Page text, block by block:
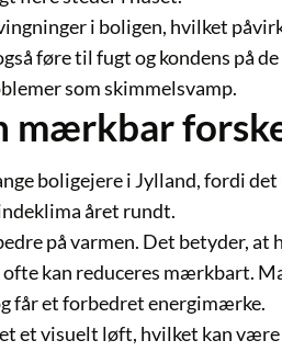
i boligen, hvilket
føre til fugt og kondens på de
som skimmelsvamp.
mærkbar
boligejere i Jylland, fordi det
året rundt.
på varmen. Det betyder, at
kan reduceres mærkbart.
får et forbedret energimærke.
et visuelt løft, hvilket kan være